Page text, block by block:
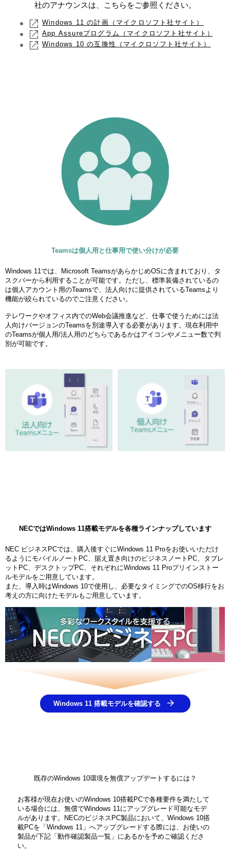
社のアナウンスは、こちらをご参照ください。
Windows 11 の計画（マイクロソフト社サイト）
App Assureプログラム（マイクロソフト社サイト）
Windows 10 の互換性（マイクロソフト社サイト）
Teamsは個人用と仕事用で使い分けが必要
Windows 11では、Microsoft TeamsがあらかじめOSに含まれており、タ
スクバーから利用することが可能です。ただし、標準装備されているの
は個人アカウント用のTeamsで、法人向けに提供されているTeamsより
機能が絞られているのでご注意ください。
テレワークやオフィス内でのWeb会議推進など、仕事で使うためには法
人向けバージョンのTeamsを別途導入する必要があります。現在利用中
のTeamsが個人用/法人用のどちらであるかはアイコンやメニュー数で判
別が可能です。
NECではWindows 11搭載モデルを各種ラインナップしています
NEC ビジネスPCでは、購入後すぐにWindows 11 Proをお使いいただけ
るようにモバイルノートPC、据え置き向けのビジネスノートPC、タブレ
ットPC、デスクトップPC、それぞれにWindows 11 Proプリインストー
ルモデルをご用意しています。
また、導入時はWindows 10で使用し、必要なタイミングでのOS移行をお
考えの方に向けたモデルもご用意しています。
Windows 11 搭載モデルを確認する
既存のWindows 10環境を無償アップデートするには？
お客様が現在お使いのWindows 10搭載PCで各種要件を満たして
いる場合には、無償でWindows 11にアップグレード可能なモデ
ルがあります。NECのビジネスPC製品において、Windows 10搭
載PCを「Windows 11」へアップグレードする際には、お使いの
製品が下記「動作確認製品一覧」にあるかを予めご確認くださ
い。